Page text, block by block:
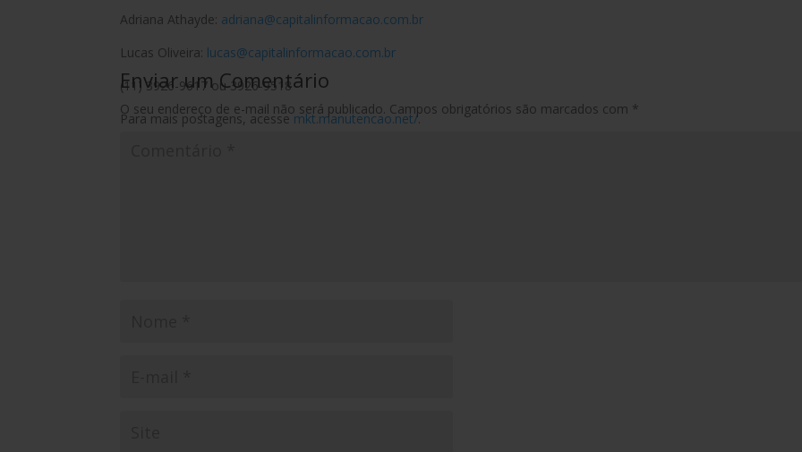
Adriana Athayde: adriana@capitalinformacao.com.br
Lucas Oliveira: lucas@capitalinformacao.com.br
(11) 3926-9617 ou 3926-9518
Para mais postagens, acessemkt.manutencao.net/.
Enviar um Comentário
O seu endereço de e-mail não será publicado. Campos obrigatórios são marcados com *